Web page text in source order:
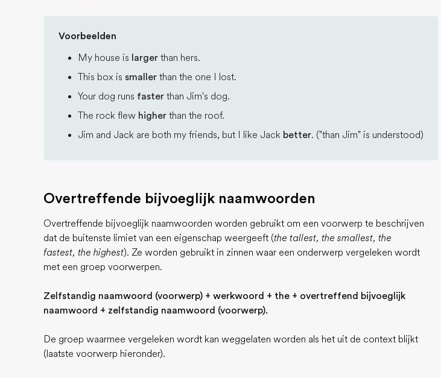
Voorbeelden
My house is larger than hers.
This box is smaller than the one I lost.
Your dog runs faster than Jim's dog.
The rock flew higher than the roof.
Jim and Jack are both my friends, but I like Jack better. ("than Jim" is understood)
Overtreffende bijvoeglijk naamwoorden
Overtreffende bijvoeglijk naamwoorden worden gebruikt om een voorwerp te beschrijven
dat de buitenste limiet van een eigenschap weergeeft (the tallest, the smallest, the
fastest, the highest). Ze worden gebruikt in zinnen waar een onderwerp vergeleken wordt
met een groep voorwerpen.
Zelfstandig naamwoord (voorwerp) + werkwoord + the + overtreffend bijvoeglijk
naamwoord + zelfstandig naamwoord (voorwerp).
De groep waarmee vergeleken wordt kan weggelaten worden als het uit de context blijkt
(laatste voorwerp hieronder).